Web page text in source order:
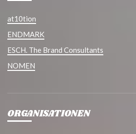
at10tion
ENDMARK
ESCH. The Brand Consultants
NOMEN
ORGANISATIONEN